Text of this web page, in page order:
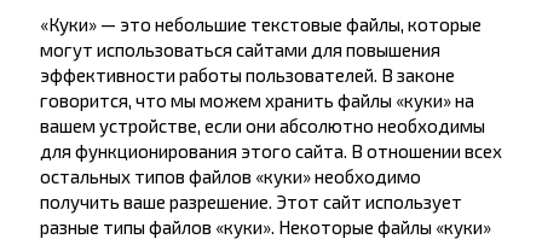
Подпишись на получение новостей и
путешествуй с нами дешевле!
Подписаться
«Куки» — это небольшие текстовые файлы, которые
могут использоваться сайтами для повышения
эффективности работы пользователей. В законе
говорится, что мы можем хранить файлы «куки» на
вашем устройстве, если они абсолютно необходимы
для функционирования этого сайта. В отношении всех
остальных типов файлов «куки» необходимо
получить ваше разрешение. Этот сайт использует
разные типы файлов «куки». Некоторые файлы «куки»